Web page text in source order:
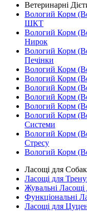
Ветеринарні
Вологий Корм
ШКТ
Вологий Корм
Нирок
Вологий Корм
Печінки
Вологий Корм
Вологий Корм
Вологий Корм
Вологий Корм
Вологий Корм
Вологий Корм
Системи
Вологий Корм
Стресу
Вологий Корм
Ласощі для Собак
Ласощі для
Жувальні Ласощі
Функціональні
Ласощі для